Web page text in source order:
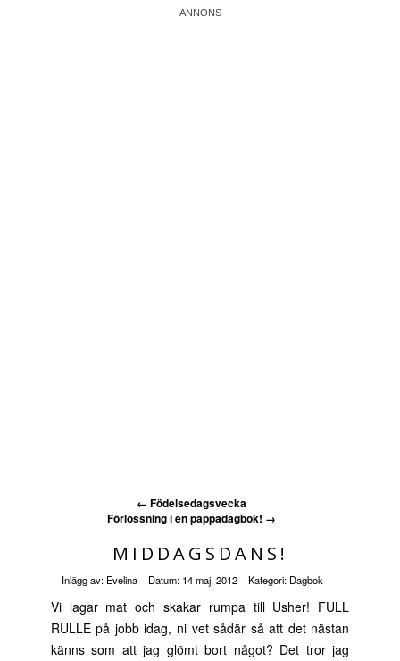
← Födelsedagsvecka
Förlossning i en pappadagbok! →
MIDDAGSDANS!
Inlägg av: Evelina Datum: 14 maj, 2012 Kategori: Dagbok
Vi lagar mat och skakar rumpa till Usher! FULL
RULLE på jobb idag, ni vet sådär så att det nästan
känns som att jag glömt bort något? Det tror jag